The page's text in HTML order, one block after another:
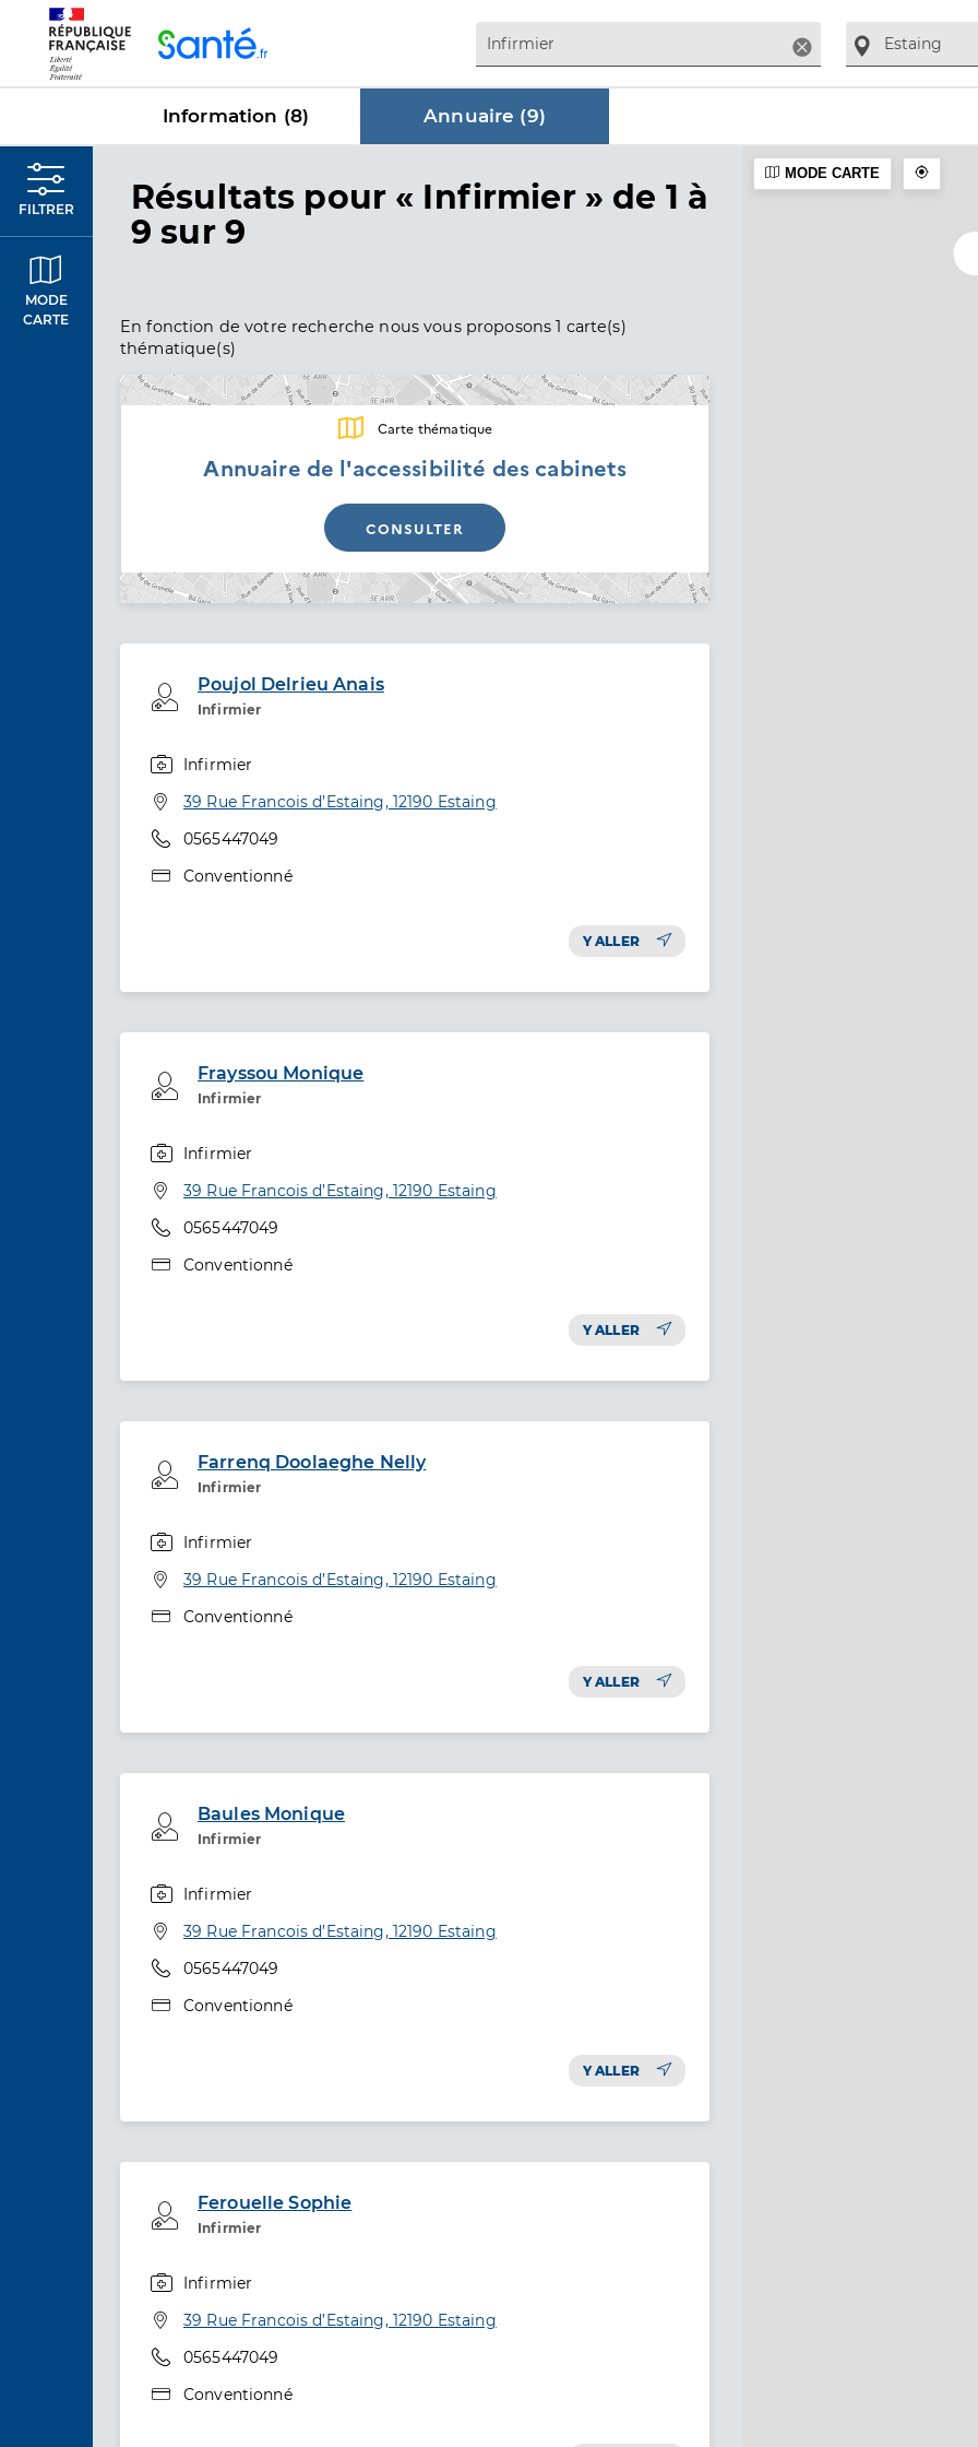
Supprimer
Information (8) Annuaire (9)
FILTRER
MODE
CARTE
Résultats dans Annuaire
pour « Infirmier » de 1 à
9 sur 9
En fonction de votre recherche nous vous proposons 1 carte(s)
thématique(s)
Annuaire de l'accessibilité des cabinets
Carte thématique
CONSULTER
Poujol Delrieu Anais
Infirmier
Professionel de santé
Infirmier
Adresse
39 Rue Francois d’Estaing, 12190 Estaing
Téléphone
0565447049
Type de convention
Conventionné
Y ALLER
Frayssou Monique
Infirmier
Professionel de santé
Infirmier
Adresse
39 Rue Francois d’Estaing, 12190 Estaing
Téléphone
0565447049
Type de convention
Conventionné
Y ALLER
Farrenq Doolaeghe Nelly
Infirmier
Professionel de santé
Infirmier
Adresse
39 Rue Francois d’Estaing, 12190 Estaing
Type de convention
Conventionné
Y ALLER
Baules Monique
Infirmier
Professionel de santé
Infirmier
Adresse
39 Rue Francois d’Estaing, 12190 Estaing
Téléphone
0565447049
Type de convention
Conventionné
Y ALLER
Ferouelle Sophie
Infirmier
Professionel de santé
Infirmier
Adresse
39 Rue Francois d’Estaing, 12190 Estaing
Téléphone
0565447049
Type de convention
Conventionné
MODE CARTE
Panneau de gestion des cookies